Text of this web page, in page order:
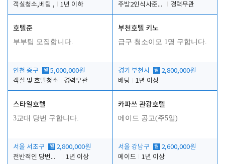
객실청소,베팅 ,
1년 이하
주방2인식사준비및청소린렌보조
경력무관
호텔준
부부팀 모집합니다.
인천 중구 월 5,000,000원
객실 및 호텔청소
경력무관
부천호텔 키노
급구 청소이모 1명 구합니다.
경기 부천시 월 2,800,000원
베팅
1년 이상
스타일호텔
3교대 당번 구합니다.
서울 서초구 월 2,800,000원
전반적인 당번업무
1년 이상
카파쓰 관광호텔
메이드 공고(주5일)
서울 강남구 월 2,600,000원
메이드
1년 이상